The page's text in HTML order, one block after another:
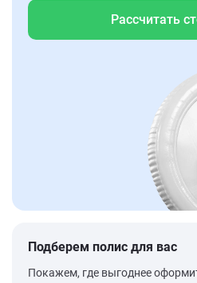
Рассчитать
Подберем полис для вас
Покажем, где выгоднее